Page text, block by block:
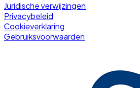
Juridische verwijzingen
Privacybeleid
Cookieverklaring
Gebruiksvoorwaarden